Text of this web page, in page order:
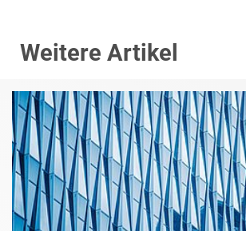
Weitere Artikel